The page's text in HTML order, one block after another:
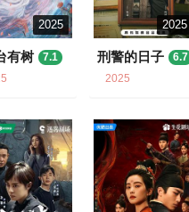
2025
有树
7.1
2025
刑警的日子
6.7
2025